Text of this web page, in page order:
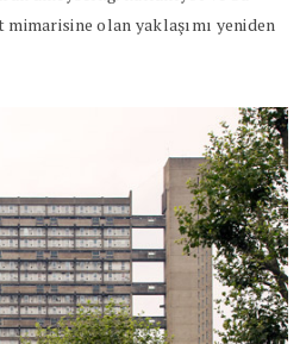
olan yaklaşımı yeniden